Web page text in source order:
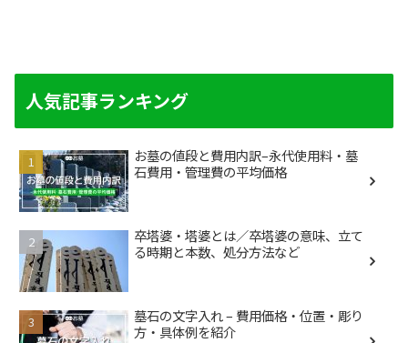
人気記事ランキング
お墓の値段と費用内訳–永代使用料・墓
石費用・管理費の平均価格
卒塔婆・塔婆とは／卒塔婆の意味、立て
る時期と本数、処分方法など
墓石の文字入れ – 費用価格・位置・彫り
方・具体例を紹介